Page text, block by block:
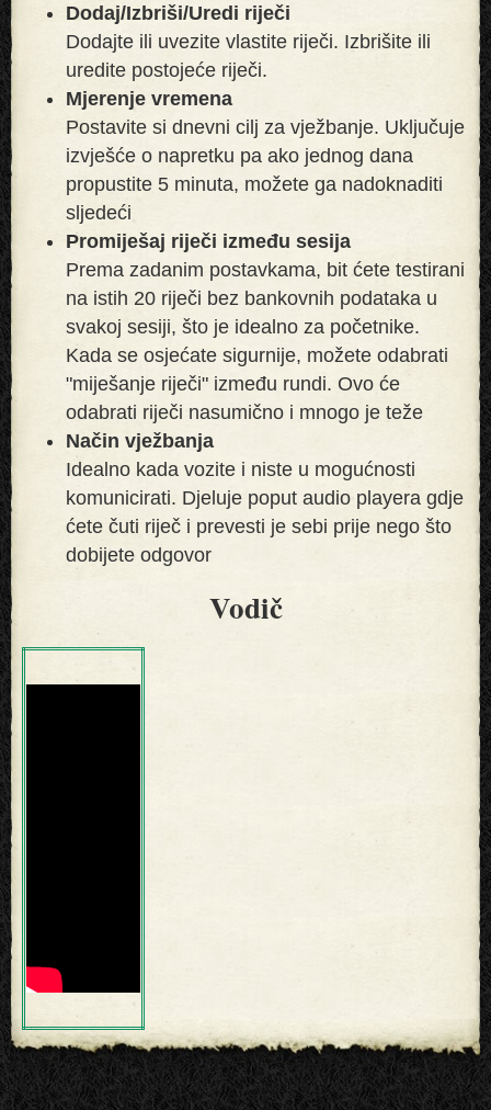
Dodaj/Izbriši/Uredi riječi
Dodajte ili uvezite vlastite riječi. Izbrišite ili
uredite postojeće riječi.
Mjerenje vremena
Postavite si dnevni cilj za vježbanje. Uključuje
izvješće o napretku pa ako jednog dana
propustite 5 minuta, možete ga nadoknaditi
sljedeći
Promiješaj riječi između sesija
Prema zadanim postavkama, bit ćete testirani
na istih 20 riječi bez bankovnih podataka u
svakoj sesiji, što je idealno za početnike.
Kada se osjećate sigurnije, možete odabrati
"miješanje riječi" između rundi. Ovo će
odabrati riječi nasumično i mnogo je teže
Način vježbanja
Idealno kada vozite i niste u mogućnosti
komunicirati. Djeluje poput audio playera gdje
ćete čuti riječ i prevesti je sebi prije nego što
dobijete odgovor
Vodič